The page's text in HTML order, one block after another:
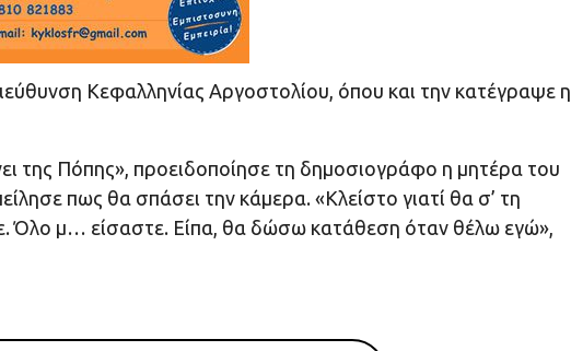
Κεφαλληνίας Αργοστολίου, όπου και την κατέγραψε η
της Πόπης», προειδοποίησε τη δημοσιογράφο η μητέρα του
πως θα σπάσει την κάμερα. «Κλείστο γιατί θα σ’ τη
Όλο μ… είσαστε. Είπα, θα δώσω κατάθεση όταν θέλω εγώ»,